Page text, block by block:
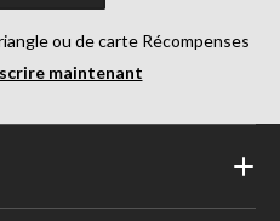
ou de carte Récompenses
maintenant